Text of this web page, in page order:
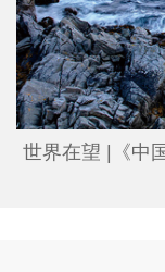
世界在望 |《中